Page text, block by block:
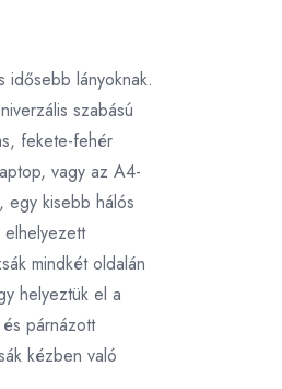
idősebb lányoknak.
szabású
fekete-fehér
vagy az A4-
egy kisebb hálós
mindkét oldalán
helyeztük el a
párnázott
kézben való